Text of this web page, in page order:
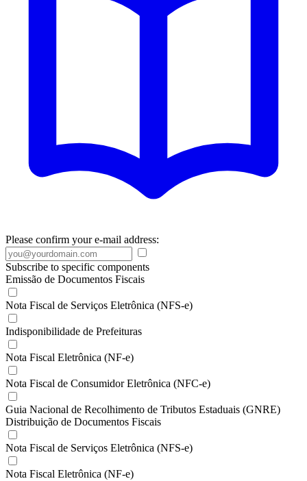
Please confirm your e-mail address:
Subscribe to specific components
Emissão de Documentos Fiscais
Nota Fiscal de Serviços Eletrônica (NFS-e)
Indisponibilidade de Prefeituras
Nota Fiscal Eletrônica (NF-e)
Nota Fiscal de Consumidor Eletrônica (NFC-e)
Guia Nacional de Recolhimento de Tributos Estaduais (GNRE)
Distribuição de Documentos Fiscais
Nota Fiscal de Serviços Eletrônica (NFS-e)
Nota Fiscal Eletrônica (NF-e)